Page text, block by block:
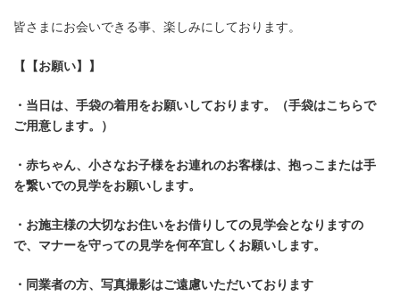
皆さまにお会いできる事、楽しみにしております。
【【お願い】】
・当日は、手袋の着用をお願いしております。（手袋はこちらで
ご用意します。）
・赤ちゃん、小さなお子様をお連れのお客様は、抱っこまたは手
を繋いでの見学をお願いします。
・お施主様の大切なお住いをお借りしての見学会となりますの
で、マナーを守っての見学を何卒宜しくお願いします。
・同業者の方、写真撮影はご遠慮いただいております